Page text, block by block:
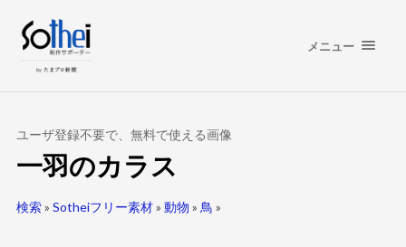
メニュー
ユーザ登録不要で、無料で使える画像
一羽のカラス
検索» Sotheiフリー素材» 動物 » 鳥 »